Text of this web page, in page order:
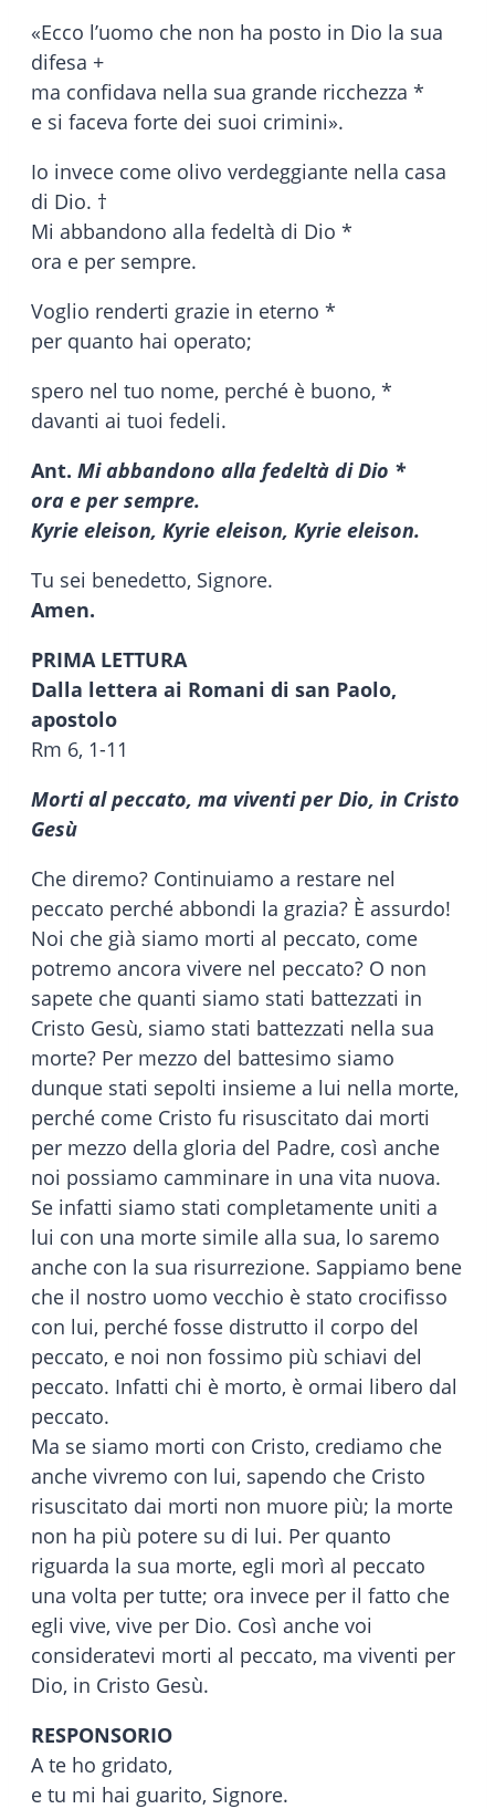
«Ecco l’uomo che non ha posto in Dio la sua
difesa +
ma confidava nella sua grande ricchezza *
e si faceva forte dei suoi crimini».
Io invece come olivo verdeggiante nella casa
di Dio. †
Mi abbandono alla fedeltà di Dio *
ora e per sempre.
Voglio renderti grazie in eterno *
per quanto hai operato;
spero nel tuo nome, perché è buono, *
davanti ai tuoi fedeli.
Ant. Mi abbandono alla fedeltà di Dio *
ora e per sempre.
Kyrie eleison, Kyrie eleison, Kyrie eleison.
Tu sei benedetto, Signore.
Amen.
PRIMA LETTURA
Dalla lettera ai Romani di san Paolo,
apostolo
Rm 6, 1-11
Morti al peccato, ma viventi per Dio, in Cristo
Gesù
Che diremo? Continuiamo a restare nel
peccato perché abbondi la grazia? È assurdo!
Noi che già siamo morti al peccato, come
potremo ancora vivere nel peccato? O non
sapete che quanti siamo stati battezzati in
Cristo Gesù, siamo stati battezzati nella sua
morte? Per mezzo del battesimo siamo
dunque stati sepolti insieme a lui nella morte,
perché come Cristo fu risuscitato dai morti
per mezzo della gloria del Padre, così anche
noi possiamo camminare in una vita nuova.
Se infatti siamo stati completamente uniti a
lui con una morte simile alla sua, lo saremo
anche con la sua risurrezione. Sappiamo bene
che il nostro uomo vecchio è stato crocifisso
con lui, perché fosse distrutto il corpo del
peccato, e noi non fossimo più schiavi del
peccato. Infatti chi è morto, è ormai libero dal
peccato.
Ma se siamo morti con Cristo, crediamo che
anche vivremo con lui, sapendo che Cristo
risuscitato dai morti non muore più; la morte
non ha più potere su di lui. Per quanto
riguarda la sua morte, egli morì al peccato
una volta per tutte; ora invece per il fatto che
egli vive, vive per Dio. Così anche voi
consideratevi morti al peccato, ma viventi per
Dio, in Cristo Gesù.
RESPONSORIO
A te ho gridato,
e tu mi hai guarito, Signore.